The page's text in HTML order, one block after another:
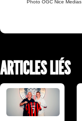
Photo OGC Nice Medias
ARTICLES LIÉS